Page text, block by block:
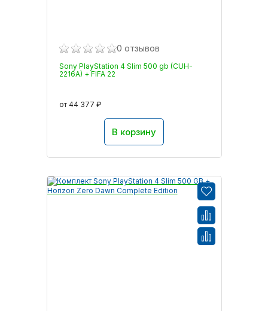
0 отзывов
Sony PlayStation 4 Slim 500 gb (CUH-
2216A) + FIFA 22
от 44 377 ₽
В корзину